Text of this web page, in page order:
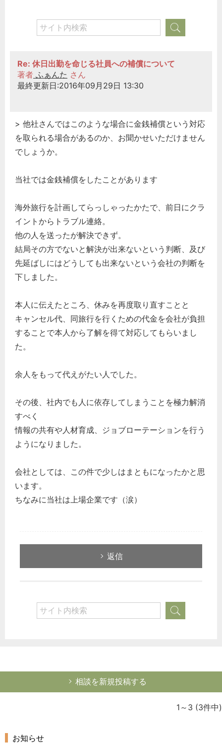
Re: 休日出勤を命じる社員への補償について
著者 ふぁんた さん
最終更新日:2016年09月29日 13:30
> 他社さんではこのような場合に金銭補償という対応
を取られる場合があるのか、お聞かせいただけません
でしょうか。
当社では金銭補償をしたことがあります
海外旅行を計画してらっしゃったかたで、前日にクラ
イントからトラブル連絡。
他の人を送ったが解決できず。
結局その方でないと解決が出来ないという判断、及び
先延ばしにはどうしても出来ないという会社の判断を
下しました。
本人に伝えたところ、休みを再度取り直すことと
キャンセル代、同旅行を行くための代金を会社が負担
することで本人から了解を得て対応してもらいまし
た。
余人をもって代えがたい人でした。
その後、社内でも人に依存してしまうことを極力解消
すべく
情報の共有や人材育成、ジョブローテーションを行う
ようになりました。
会社としては、この件で少しはまともになったかと思
います。
ちなみに当社は上場企業です（涙）
返信
相談を新規投稿する
どのカテゴリーに投稿しますか？
労務管理
税務経理
総務の給湯室
秘書のノウハウ
1～3 (3件中)
お知らせ